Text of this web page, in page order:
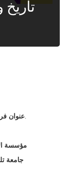
عنوان.
مؤسسة
جامعة